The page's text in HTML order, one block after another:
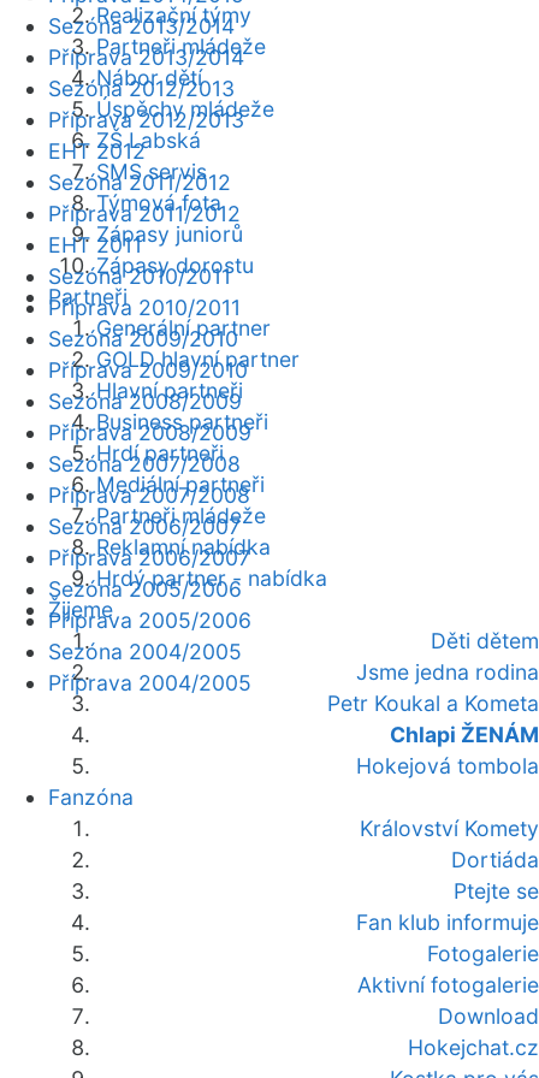
Realizační týmy
Partneři mládeže
Nábor dětí
Úspěchy mládeže
ZŠ Labská
SMS servis
Týmová fota
Zápasy juniorů
Zápasy dorostu
Partneři
Generální partner
GOLD hlavní partner
Hlavní partneři
Business partneři
Hrdí partneři
Mediální partneři
Partneři mládeže
Reklamní nabídka
Hrdý partner - nabídka
Žijeme
Děti dětem
Jsme jedna rodina
Petr Koukal a Kometa
Chlapi ŽENÁM
Hokejová tombola
Fanzóna
Království Komety
Dortiáda
Ptejte se
Fan klub informuje
Fotogalerie
Aktivní fotogalerie
Download
Hokejchat.cz
Sezóna 2013/2014
Příprava 2013/2014
Sezóna 2012/2013
Příprava 2012/2013
EHT 2012
Sezóna 2011/2012
Příprava 2011/2012
EHT 2011
Sezóna 2010/2011
Příprava 2010/2011
Sezóna 2009/2010
Příprava 2009/2010
Sezóna 2008/2009
Příprava 2008/2009
Sezóna 2007/2008
Příprava 2007/2008
Sezóna 2006/2007
Příprava 2006/2007
Sezóna 2005/2006
Příprava 2005/2006
Sezóna 2004/2005
Příprava 2004/2005